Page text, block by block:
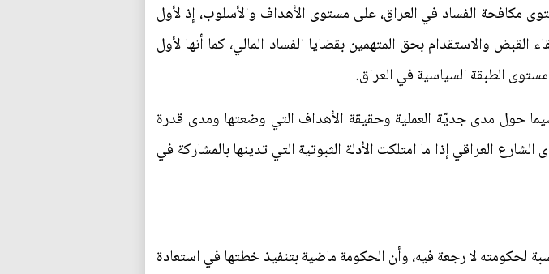
مكافحة الفساد في العراق، على مستوى الأهداف والأسلوب، إذ لأول
القبض والاستقدام بحق المتهمين بقضايا الفساد المالي، كما أنها لأول
الطبقة السياسية في العراق.
حول مدى جديّة العملية وحقيقة الأهداف التي وضعتها ومدى قدرة
العراقي إذا ما امتلكت الأدلة الثبوتية التي تدينها بالمشاركة في
لحكومته لا رجعة فيه، وأن الحكومة ماضية بتنفيذ خطتها في استعادة